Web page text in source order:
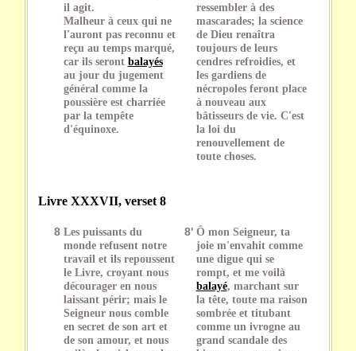
il agit.
Malheur à ceux qui ne
l'auront pas reconnu et
reçu au temps marqué,
car ils seront balayés
au jour du jugement
général comme la
poussière est charriée
par la tempête
d'équinoxe.
ressembler à des
mascarades; la science
de Dieu renaîtra
toujours de leurs
cendres refroidies, et
les gardiens de
nécropoles feront place
à nouveau aux
bâtisseurs de vie. C'est
la loi du
renouvellement de
toute choses.
Livre XXXVII, verset 8
8 Les puissants du
monde refusent notre
travail et ils repoussent
le Livre, croyant nous
décourager en nous
laissant périr; mais le
Seigneur nous comble
en secret de son art et
de son amour, et nous
8' Ô mon Seigneur, ta
joie m'envahit comme
une digue qui se
rompt, et me voilà
balayé, marchant sur
la tête, toute ma raison
sombrée et titubant
comme un ivrogne au
grand scandale des